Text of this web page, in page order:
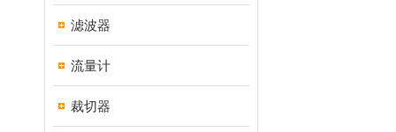
滤波器
流量计
裁切器